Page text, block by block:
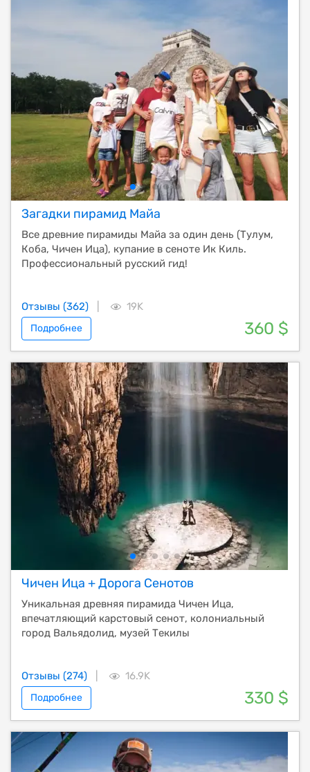
Загадки пирамид Майа
Все древние пирамиды Майа за один день (Тулум,
Коба, Чичен Ица), купание в сеноте Ик Киль.
Профессиональный русский гид!
Отзывы (362) 19K
Подробнее 360 $
Чичен Ица + Дорога Сенотов
Уникальная древняя пирамида Чичен Ица,
впечатляющий карстовый сенот, колониальный
город Вальядолид, музей Текилы
Отзывы (274) 16.9K
Подробнее 330 $